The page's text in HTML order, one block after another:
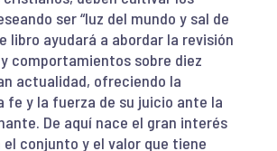
ser “luz del mundo y sal de
libro ayudará a abordar la revisión
comportamientos sobre diez
actualidad, ofreciendo la
fe y la fuerza de su juicio ante la
De aquí nace el gran interés
conjunto y el valor que tiene